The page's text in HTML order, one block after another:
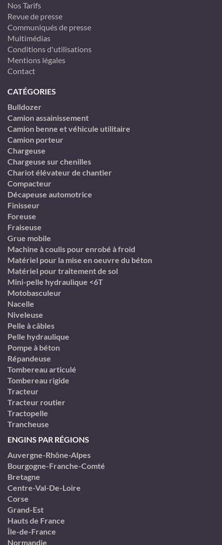
Nos Tarifs
Revue de presse
Communiqués de presse
Multimédias
Conditions d'utilisations
Mentions légales
Contact
CATÉGORIES
Bulldozer
Camion assainissement
Camion benne et véhicule utilitaire
Camion porteur
Chargeuse
Chargeuse sur chenilles
Chariot élévateur de chantier
Compacteur
Décapeuse automotrice
Finisseur
Foreuse
Fraiseuse
Grue mobile
Machine à coulis pour enrobé à froid
Matériel pour la mise en oeuvre du béton
Matériel pour traitement de sol
Mini-pelle hydraulique <6T
Motobasculeur
Nacelle
Niveleuse
Pelle à câbles
Pelle hydraulique
Pompe à béton
Répandeuse
Tombereau articulé
Tombereau rigide
Tracteur
Tracteur routier
Tractopelle
Trancheuse
ENGINS PAR RÉGIONS
Auvergne-Rhône-Alpes
Bourgogne-Franche-Comté
Bretagne
Centre-Val-De-Loire
Corse
Grand-Est
Hauts de France
Île-de-France
Normandie